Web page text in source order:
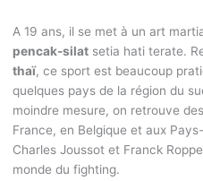
A 19 ans, il se met à un art
pencak-silatsetia hati terate.
thaï, ce sport est beaucoup
quelques pays de la région du
moindre mesure, on retrouve
France, en Belgique et aux
Charles Joussot et Franck
monde du fighting.